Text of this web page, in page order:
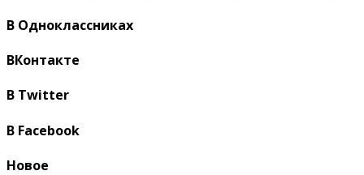
В Одноклассниках
ВКонтакте
В Twitter
В Facebook
Новое